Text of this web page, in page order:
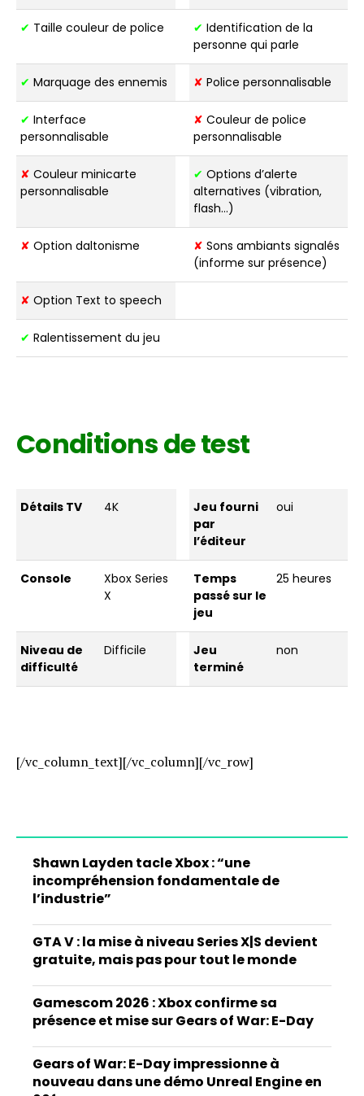
✔ Taille couleur de police ✔ Identification de la
personne qui parle
✔ Marquage des ennemis ✘ Police personnalisable
✔ Interface
personnalisable
✘ Couleur de police
personnalisable
✘ Couleur minicarte
personnalisable
✔ Options d’alerte
alternatives (vibration,
flash…)
✘ Option daltonisme ✘ Sons ambiants signalés
(informe sur présence)
✘ Option Text to speech
✔ Ralentissement du jeu
Conditions de test
Détails TV 4K
Jeu fourni
par
l’éditeur
oui
Console
Xbox Series
X
Temps
passé sur le
jeu
25 heures
Niveau de
difficulté
Difficile
Jeu
terminé
non
[/vc_column_text][/vc_column][/vc_row]
Shawn Layden tacle Xbox : “une
incompréhension fondamentale de
l’industrie”
GTA V : la mise à niveau Series X|S devient
gratuite, mais pas pour tout le monde
Gamescom 2026 : Xbox confirme sa
présence et mise sur Gears of War: E-Day
Gears of War: E-Day impressionne à
nouveau dans une démo Unreal Engine en